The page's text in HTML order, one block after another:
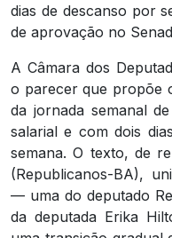
dias de descanso por
de aprovação no
A Câmara dos
o parecer que propõe
da jornada semanal
salarial e com dois
semana. O texto, de
(Republicanos-BA),
— uma do deputado
da deputada Erika